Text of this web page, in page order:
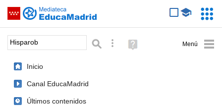
Saltar navegación
Palabra o frase: Búsqueda avanzada
Ayuda
(en
Inicio
Canal EducaMadrid
Últimos contenidos